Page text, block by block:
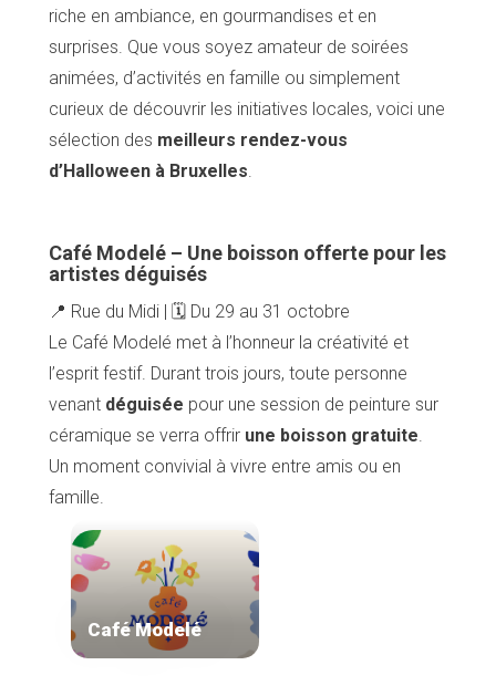
riche en ambiance, en gourmandises et en
surprises. Que vous soyez amateur de soirées
animées, d’activités en famille ou simplement
curieux de découvrir les initiatives locales, voici une
sélection des meilleurs rendez-vous
d’Halloween à Bruxelles
Café Modelé – Une boisson offerte pour les
artistes déguisés
📍 Rue du Midi | 🗓️ Du 29 au 31 octobre
Le Café Modelé met à l’honneur la créativité et
l’esprit festif. Durant trois jours, toute personne
venant déguisée pour une session de peinture sur
céramique se verra offrir une boisson gratuite.
Un moment convivial à vivre entre amis ou en
famille.
Café Modelé